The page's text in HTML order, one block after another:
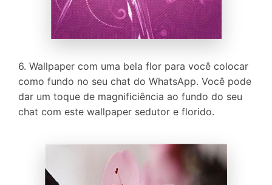
6. Wallpaper com uma bela flor para você colocar
como fundo no seu chat do WhatsApp. Você pode
dar um toque de magnificiência ao fundo do seu
chat com este wallpaper sedutor e florido.